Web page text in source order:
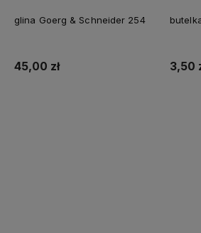
glina Goerg & Schneider 254
45,00 zł 3,50